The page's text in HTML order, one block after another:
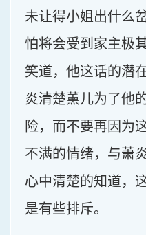
未让得小姐出什么
怕将会受到家主极
笑道，他这话的潜
炎清楚薰儿为了他
险，而不要再因为
不满的情绪，与萧
心中清楚的知道，
是有些排斥。